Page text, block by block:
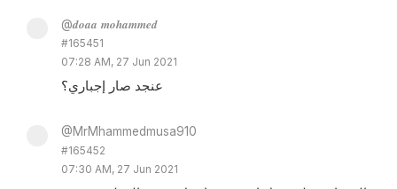
@𝒅𝒐𝒂𝒂 𝒎𝒐𝒉𝒂𝒎𝒎𝒆𝒅
#165451
07:28 AM, 27 Jun 2021
عنجد صار إجباري؟
@MrMhammedmusa910
#165452
07:30 AM, 27 Jun 2021